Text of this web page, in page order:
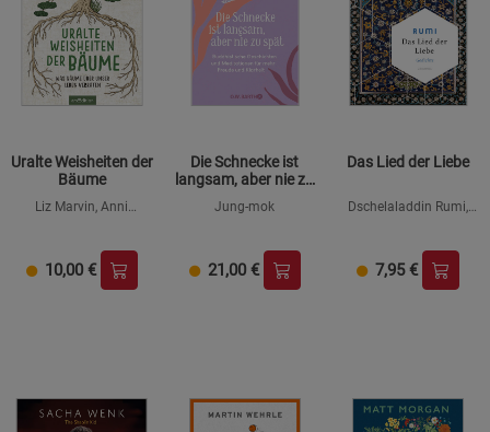
Uralte Weisheiten der
Bäume
Liz Marvin, Anni
10,00 €
Die Schnecke ist
langsam, aber nie zu
Jung-mok
21,00 €
Das Lied der Liebe
Dschelaladdin Rumi,
7,95 €